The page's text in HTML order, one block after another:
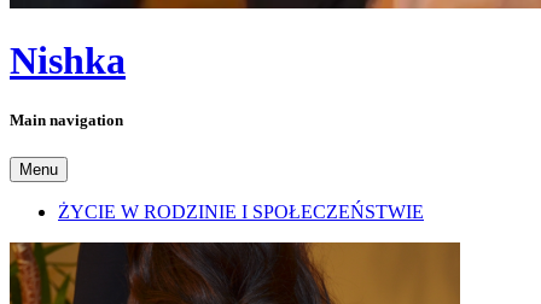
Nishka
Main navigation
Menu
ŻYCIE W RODZINIE I SPOŁECZEŃSTWIE